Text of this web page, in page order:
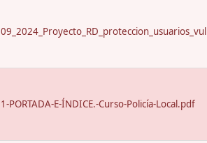
1-PORTADA-E-ÍNDICE.-Curso-Policía-Local.pdf